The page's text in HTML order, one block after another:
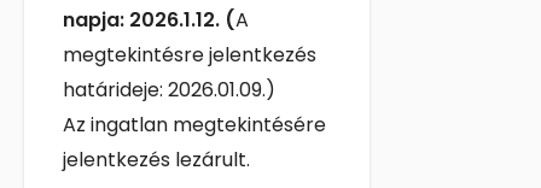
napja: 2026.1.12. (A
megtekintésre jelentkezés
határideje: 2026.01.09.)
Az ingatlan megtekintésére
jelentkezés lezárult.